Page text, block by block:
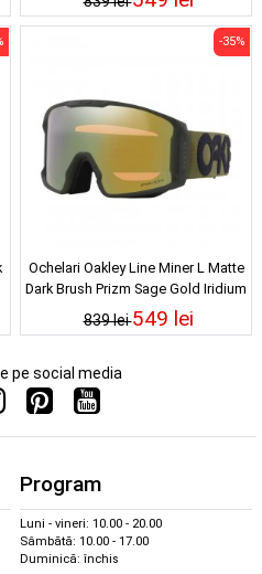
Ochelari Oakley Line Miner L Matte
Dark Brush Prizm Sage Gold Iridium
839 lei
-35%
549 lei
pe social media
Program
Luni - vineri: 10.00 - 20.00
Sâmbătă: 10.00 - 17.00
Duminică: închis